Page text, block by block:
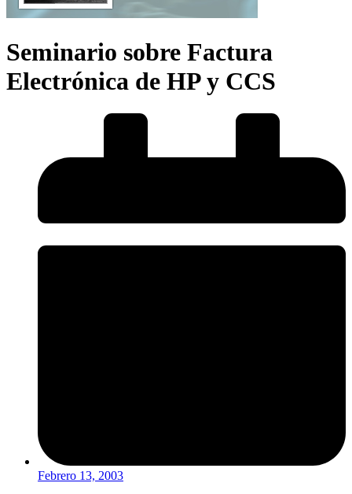
Seminario sobre Factura
Electrónica de HP y CCS
Febrero 13, 2003